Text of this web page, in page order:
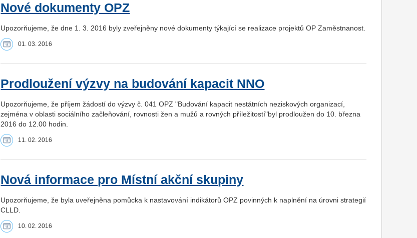
Nové dokumenty OPZ
Upozorňujeme, že dne 1. 3. 2016 byly zveřejněny nové dokumenty týkající se realizace projektů OP Zaměstnanost.
01. 03. 2016
Prodloužení výzvy na budování kapacit NNO
Upozorňujeme, že příjem žádostí do výzvy č. 041 OPZ "Budování kapacit nestátních neziskových organizací,
zejména v oblasti sociálního začleňování, rovnosti žen a mužů a rovných příležitostí"byl prodloužen do 10. března
2016 do 12.00 hodin.
11. 02. 2016
Nová informace pro Místní akční skupiny
Upozorňujeme, že byla uveřejněna pomůcka k nastavování indikátorů OPZ povinných k naplnění na úrovni strategií
CLLD.
10. 02. 2016